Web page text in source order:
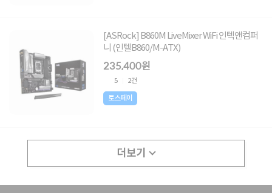
[ASRock] B860M LiveMixer WiFi 인텍앤컴퍼
니 (인텔B860/M-ATX)
235,400원
5 2건
토스페이
더보기